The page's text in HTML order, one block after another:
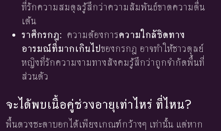
ที่รักความสมดุลรู้สึกว่าความสัมพันธ์ขาดความตื่น
เต้น
ราศีกรกฎ: ความต้องการความใกล้ชิดทาง
อารมณ์ที่มากเกินไปของกรกฎ อาจทำให้ชาวตุลย์
หญิงที่รักความงามทางสังคมรู้สึกว่าถูกจำกัดพื้นที่
ส่วนตัว
จะได้พบเนื้อคู่ช่วงอายุเท่าไหร่ ที่ไหน?
พื้นดวงชะตาบอกได้เพียงเกณฑ์กว้างๆ เท่านั้น แต่หาก